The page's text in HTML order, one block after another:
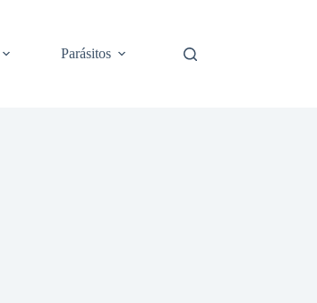
Parásitos